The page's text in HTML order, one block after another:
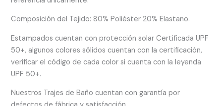
Composición del Tejido: 80% Poliéster 20% Elastano.
Estampados cuentan con protección solar Certificada UPF
50+, algunos colores sólidos cuentan con la certificación,
verificar el código de cada color si cuenta con la leyenda
UPF 50+.
Nuestros Trajes de Baño cuentan con garantía por